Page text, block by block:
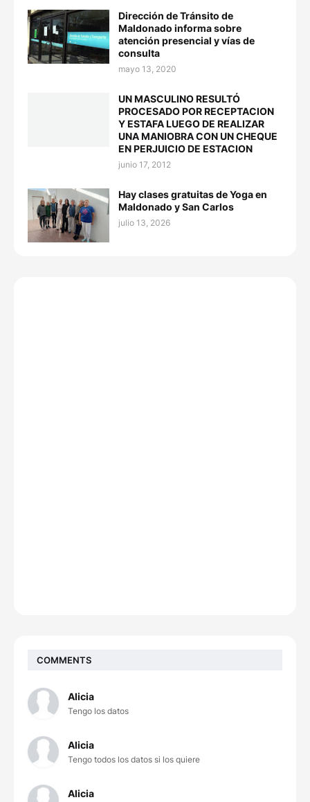
Dirección de Tránsito de
Maldonado informa sobre
atención presencial y vías de
consulta
mayo 13, 2020
UN MASCULINO RESULTÓ
PROCESADO POR RECEPTACION
Y ESTAFA LUEGO DE REALIZAR
UNA MANIOBRA CON UN CHEQUE
EN PERJUICIO DE ESTACION
junio 17, 2012
Hay clases gratuitas de Yoga en
Maldonado y San Carlos
julio 13, 2026
COMMENTS
Alicia
Tengo los datos
Alicia
Tengo todos los datos si los quiere
Alicia